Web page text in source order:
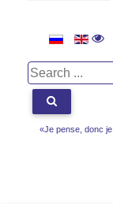
«Je pense, donc